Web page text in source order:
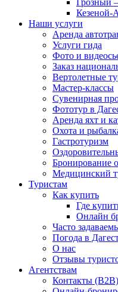
Грозный
Кезеной-
Наши услуги
Аренда
Услуги гида
Фото и
Заказ
Вертолетные
Мастер-классы
Сувенирная
Фототур в
Аренда яхт и
Охота и
Гастротуризм
Бронирование
Медицинский
Туристам
Как купить
Где
Онлайн
Часто
Погода в
О нас
Отзывы
Агентствам
Контакты (B2B)